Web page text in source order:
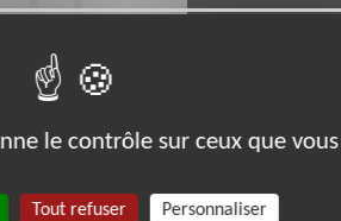
Accompagnement de
le contrôle sur ceux que
Tout refuser Personnaliser